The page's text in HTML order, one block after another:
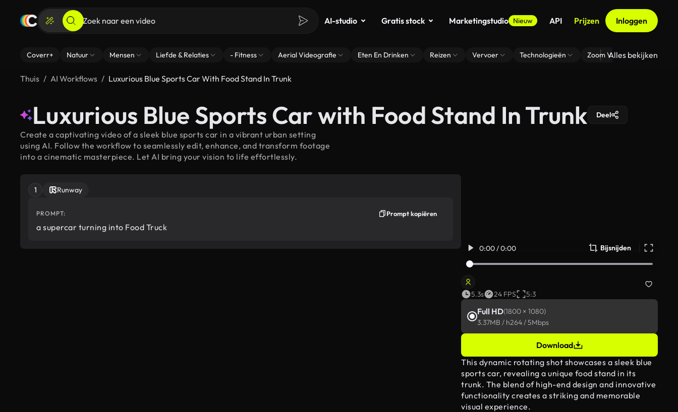
AI-studio Gratis stock Marketingstudio Nieuw API Prijzen Inloggen
Coverr+ Natuur Mensen Liefde & Relaties - Fitness Aerial Videografie Eten En Drinken Reizen Vervoer Technologieën Zoom Virtuele
Alles bekijken
Thuis AI Workflows Luxurious Blue Sports Car With Food Stand In Trunk
Luxurious Blue Sports Car with Food Stand In Trunk Deel
Create a captivating video of a sleek blue sports car in a vibrant urban setting
using AI. Follow the workflow to seamlessly edit, enhance, and transform footage
into a cinematic masterpiece. Let AI bring your vision to life effortlessly.
1 Runway
PROMPT: Prompt kopiëren
a supercar turning into Food Truck
0:00 / 0:00 Bijsnijden
5.3s 24 FPS 5:3
Full HD(1800 × 1080)
3.37MB / h264 / 5Mbps
Download
This dynamic rotating shot showcases a sleek blue
sports car, revealing a unique food stand in its
trunk. The blend of high-end design and innovative
functionality creates a striking and memorable
visual experience.